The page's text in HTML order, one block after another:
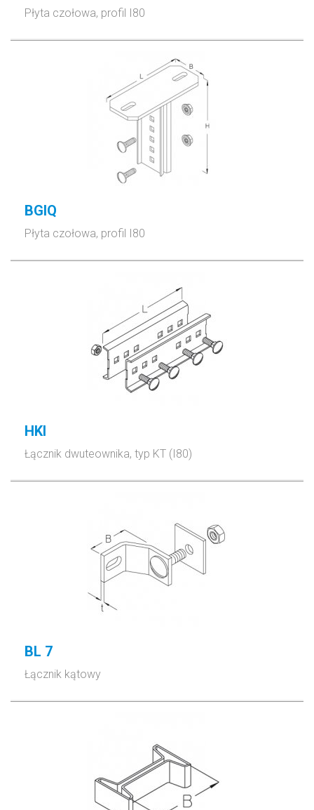
Płyta czołowa, profil I80
BGIQ
Płyta czołowa, profil I80
HKI
Łącznik dwuteownika, typ KT (I80)
BL 7
Łącznik kątowy